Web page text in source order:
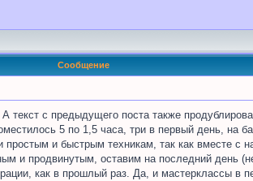
Сообщение
с предыдущего поста также
5 по 1,5 часа, три в первый день, на
и быстрым техникам, так как вместе с
продвинутым, оставим на последний день
как в прошлый раз. Да, и мастерклассы в